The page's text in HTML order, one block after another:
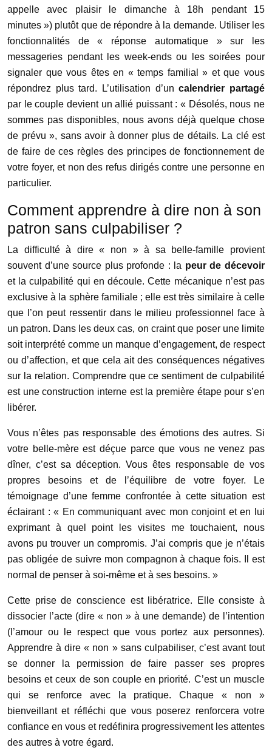
appelle avec plaisir le dimanche à 18h pendant 15
minutes ») plutôt que de répondre à la demande. Utiliser les
fonctionnalités de « réponse automatique » sur les
messageries pendant les week-ends ou les soirées pour
signaler que vous êtes en « temps familial » et que vous
répondrez plus tard. L’utilisation d’uncalendrier partagé
par le couple devient un allié puissant : « Désolés, nous ne
sommes pas disponibles, nous avons déjà quelque chose
de prévu », sans avoir à donner plus de détails. La clé est
de faire de ces règles des principes de fonctionnement de
votre foyer, et non des refus dirigés contre une personne en
particulier.
Comment apprendre à dire non à son
patron sans culpabiliser ?
La difficulté à dire « non » à sa belle-famille provient
souvent d’une source plus profonde : la peur de décevoir
et la culpabilité qui en découle. Cette mécanique n’est pas
exclusive à la sphère familiale ; elle est très similaire à celle
que l’on peut ressentir dans le milieu professionnel face à
un patron. Dans les deux cas, on craint que poser une limite
soit interprété comme un manque d’engagement, de respect
ou d’affection, et que cela ait des conséquences négatives
sur la relation. Comprendre que ce sentiment de culpabilité
est une construction interne est la première étape pour s’en
libérer.
Vous n’êtes pas responsable des émotions des autres. Si
votre belle-mère est déçue parce que vous ne venez pas
dîner, c’est sa déception. Vous êtes responsable de vos
propres besoins et de l’équilibre de votre foyer. Le
témoignage d’une femme confrontée à cette situation est
éclairant : « En communiquant avec mon conjoint et en lui
exprimant à quel point les visites me touchaient, nous
avons pu trouver un compromis. J’ai compris que je n’étais
pas obligée de suivre mon compagnon à chaque fois. Il est
normal de penser à soi-même et à ses besoins. »
Cette prise de conscience est libératrice. Elle consiste à
dissocier l’acte (dire « non » à une demande) de l’intention
(l’amour ou le respect que vous portez aux personnes).
Apprendre à dire « non » sans culpabiliser, c’est avant tout
se donner la permission de faire passer ses propres
besoins et ceux de son couple en priorité. C’est un muscle
qui se renforce avec la pratique. Chaque « non »
bienveillant et réfléchi que vous poserez renforcera votre
confiance en vous et redéfinira progressivement les attentes
des autres à votre égard.